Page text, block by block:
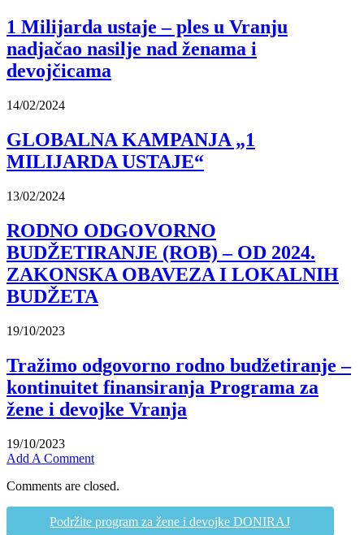
1 Milijarda ustaje – ples u Vranju
nadjačao nasilje nad ženama i
devojčicama
14/02/2024
GLOBALNA KAMPANJA „1
MILIJARDA USTAJE“
13/02/2024
RODNO ODGOVORNO
BUDŽETIRANJE (ROB) – OD 2024.
ZAKONSKA OBAVEZA I LOKALNIH
BUDŽETA
19/10/2023
Tražimo odgovorno rodno budžetiranje –
kontinuitet finansiranja Programa za
žene i devojke Vranja
19/10/2023
Add A Comment
Comments are closed.
Podržite program za žene i devojke DONIRAJ